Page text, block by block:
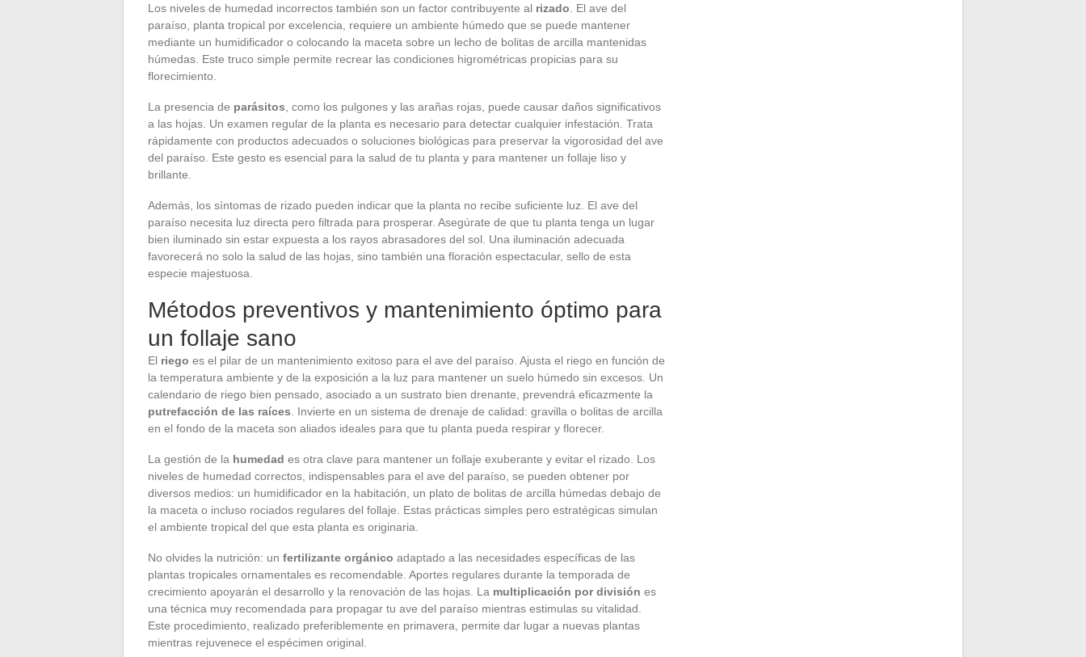
Los niveles de humedad incorrectos también son un factor contribuyente al rizado . El ave del
paraíso, planta tropical por excelencia, requiere un ambiente húmedo que se puede mantener
mediante un humidificador o colocando la maceta sobre un lecho de bolitas de arcilla mantenidas
húmedas. Este truco simple permite recrear las condiciones higrométricas propicias para su
florecimiento.
La presencia de parásitos , como los pulgones y las arañas rojas, puede causar daños significativos
a las hojas. Un examen regular de la planta es necesario para detectar cualquier infestación. Trata
rápidamente con productos adecuados o soluciones biológicas para preservar la vigorosidad del ave
del paraíso. Este gesto es esencial para la salud de tu planta y para mantener un follaje liso y
brillante.
Además, los síntomas de rizado pueden indicar que la planta no recibe suficiente luz. El ave del
paraíso necesita luz directa pero filtrada para prosperar. Asegúrate de que tu planta tenga un lugar
bien iluminado sin estar expuesta a los rayos abrasadores del sol. Una iluminación adecuada
favorecerá no solo la salud de las hojas, sino también una floración espectacular, sello de esta
especie majestuosa.
Métodos preventivos y mantenimiento óptimo para
un follaje sano
El riego es el pilar de un mantenimiento exitoso para el ave del paraíso. Ajusta el riego en función de
la temperatura ambiente y de la exposición a la luz para mantener un suelo húmedo sin excesos. Un
calendario de riego bien pensado, asociado a un sustrato bien drenante, prevendrá eficazmente la
putrefacción de las raíces . Invierte en un sistema de drenaje de calidad: gravilla o bolitas de arcilla
en el fondo de la maceta son aliados ideales para que tu planta pueda respirar y florecer.
La gestión de la humedad es otra clave para mantener un follaje exuberante y evitar el rizado. Los
niveles de humedad correctos, indispensables para el ave del paraíso, se pueden obtener por
diversos medios: un humidificador en la habitación, un plato de bolitas de arcilla húmedas debajo de
la maceta o incluso rociados regulares del follaje. Estas prácticas simples pero estratégicas simulan
el ambiente tropical del que esta planta es originaria.
No olvides la nutrición: un fertilizante orgánico adaptado a las necesidades específicas de las
plantas tropicales ornamentales es recomendable. Aportes regulares durante la temporada de
crecimiento apoyarán el desarrollo y la renovación de las hojas. La multiplicación por división es
una técnica muy recomendada para propagar tu ave del paraíso mientras estimulas su vitalidad.
Este procedimiento, realizado preferiblemente en primavera, permite dar lugar a nuevas plantas
mientras rejuvenece el espécimen original.